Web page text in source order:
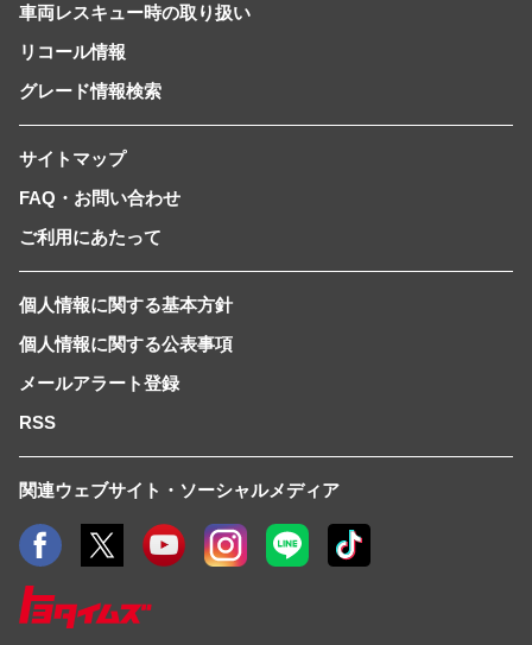
車両レスキュー時の取り扱い
リコール情報
グレード情報検索
サイトマップ
FAQ・お問い合わせ
ご利用にあたって
個人情報に関する基本方針
個人情報に関する公表事項
メールアラート登録
RSS
関連ウェブサイト・ソーシャルメディア